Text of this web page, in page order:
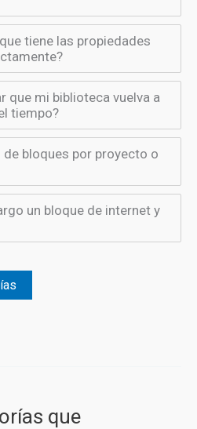
tiene las propiedades
que mi biblioteca vuelva a
tiempo?
de bloques por proyecto o
un bloque de internet y
que